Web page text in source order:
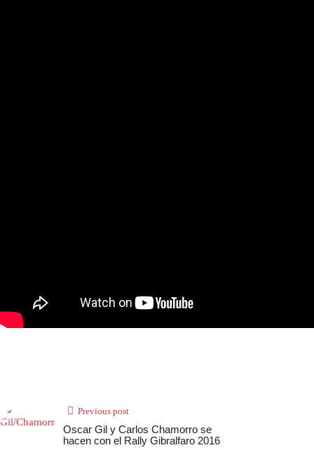
Previous post
Oscar Gil y Carlos Chamorro se
hacen con el Rally Gibralfaro 2016